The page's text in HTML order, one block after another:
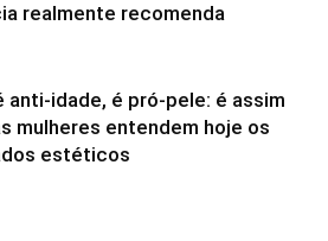
realmente recomenda
anti-idade, é pró-pele: é assim
mulheres entendem hoje os
estéticos